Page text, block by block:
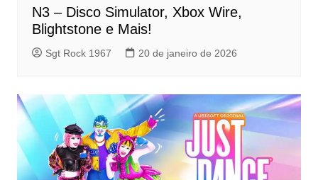
N3 – Disco Simulator, Xbox Wire,
Blightstone e Mais!
Sgt Rock 1967 20 de janeiro de 2026